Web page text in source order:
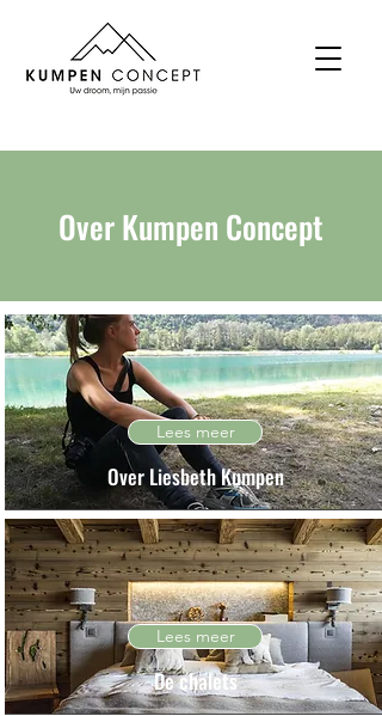
Over Kumpen Concept
Lees meer
Over Liesbeth Kumpen
Lees meer
De chalets